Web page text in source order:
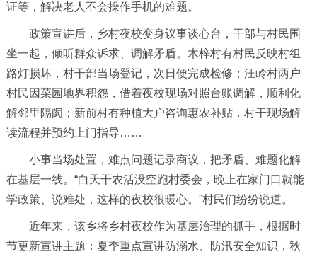
证等，解决老人不会操作手机的难题。
政策宣讲后，乡村夜校变身议事谈心台，干部与村民围
坐一起，倾听群众诉求、调解矛盾。木梓村有村民反映村组
路灯损坏，村干部当场登记，次日便完成检修；汪岭村两户
村民因菜园地界积怨，借着夜校现场对照台账调解，顺利化
解邻里隔阂；新前村有种植大户咨询惠农补贴，村干现场解
读流程并预约上门指导……
小事当场处置，难点问题记录商议，把矛盾、难题化解
在基层一线。“白天干农活没空跑村委会，晚上在家门口就能
学政策、说难处，这样的夜校很暖心。”村民们纷纷说道。
近年来，该乡将乡村夜校作为基层治理的抓手，根据时
节更新宣讲主题：夏季重点宣讲防溺水、防汛安全知识，秋